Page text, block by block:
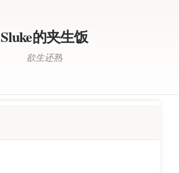
Sluke的夹生饭
欲生还熟